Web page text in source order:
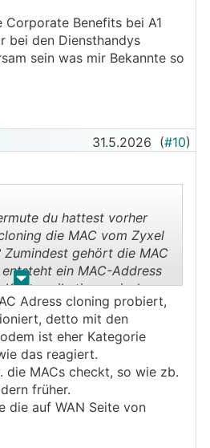
Benefits bei A1
bei den Diensthandys
sein was mir Bekannte so
31.5.2026 (#10)
. .
du hattest vorher
die MAC vom Zyxel
Zumindest gehört die MAC
ein MAC-Address
zwischen
macht.
Adress cloning probiert,
detto mit den
ist eher Kategorie
das reagiert.
die MACs checkt, so wie zb.
früher.
die auf WAN Seite von